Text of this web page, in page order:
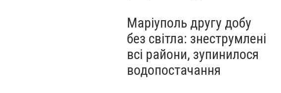
Маріуполь другу добу
без світла: знеструмлені
всі райони, зупинилося
водопостачання